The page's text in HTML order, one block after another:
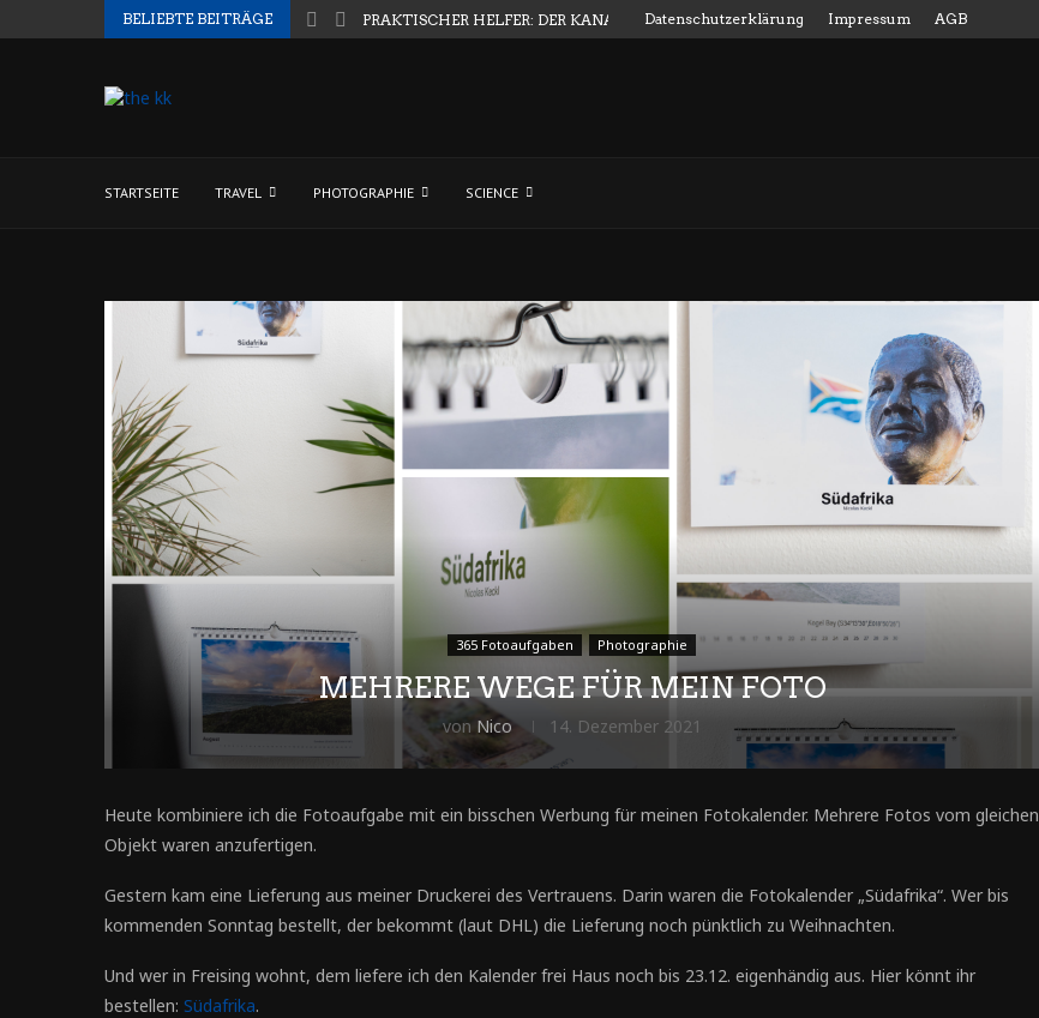
BELIEBTE BEITRÄGE PRAKTISCHER HELFER: DER KANALMESSSTABDatenschutzerklärung Impressum AGB
STARTSEITE TRAVEL PHOTOGRAPHIE SCIENCE
365 Fotoaufgaben Photographie
MEHRERE WEGE FÜR MEIN FOTO
von Nico 14. Dezember 2021
Heute kombiniere ich die Fotoaufgabe mit ein bisschen Werbung für meinen Fotokalender. Mehrere Fotos vom gleichen
Objekt waren anzufertigen.
Gestern kam eine Lieferung aus meiner Druckerei des Vertrauens. Darin waren die Fotokalender „Südafrika“. Wer bis
kommenden Sonntag bestellt, der bekommt (laut DHL) die Lieferung noch pünktlich zu Weihnachten.
Und wer in Freising wohnt, dem liefere ich den Kalender frei Haus noch bis 23.12. eigenhändig aus. Hier könnt ihr
bestellen: Südafrika.